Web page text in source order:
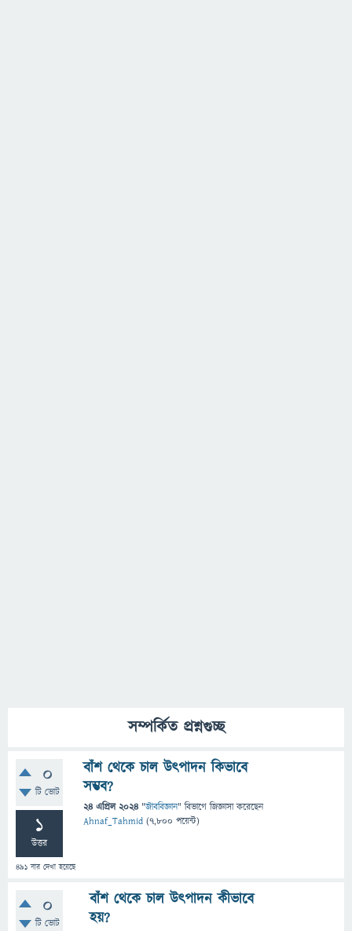
সম্পর্কিত প্রশ্নগুচ্ছ
0
টি ভোট
1
উত্তর
491 বার দেখা হয়েছে
বাঁশ থেকে চাল উৎপাদন কিভাবে
সম্ভব?
24 এপ্রিল 2024 "জীববিজ্ঞান" বিভাগে জিজ্ঞাসাকরেছেন
Ahnaf_Tahmid (7,800 পয়েন্ট)
0
টি ভোট
বাঁশ থেকে চাল উৎপাদন কীভাবে
হয়?